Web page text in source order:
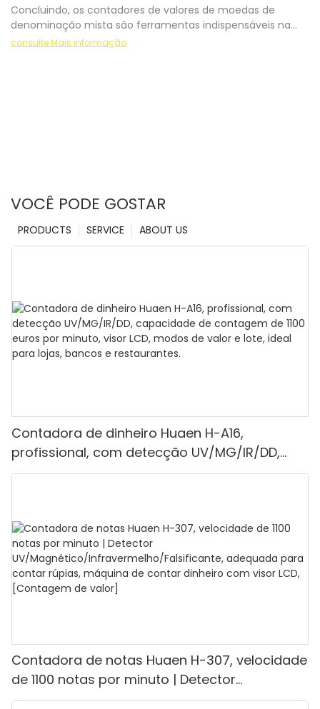
Concluindo, os contadores de valores de moedas de
denominação mista são ferramentas indispensáveis ​​na
busca por um processamento financeiro eficiente e
consulte Mais informação
VOCÊ PODE GOSTAR
ABOUT US
SERVICE
PRODUCTS
Contadora de dinheiro Huaen H-A16,
profissional, com detecção UV/MG/IR/DD,
capacidade de contagem de 1100 euros por
Contadora de notas Huaen H-307, velocidade
de 1100 notas por minuto | Detector
UV/Magnético/Infravermelho/Falsificante,